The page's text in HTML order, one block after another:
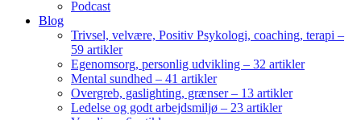
Podcast
Blog
Trivsel, velvære, Positiv Psykologi, coaching, terapi –
59 artikler
Egenomsorg, personlig udvikling – 32 artikler
Mental sundhed – 41 artikler
Overgreb, gaslighting, grænser – 13 artikler
Ledelse og godt arbejdsmiljø – 23 artikler